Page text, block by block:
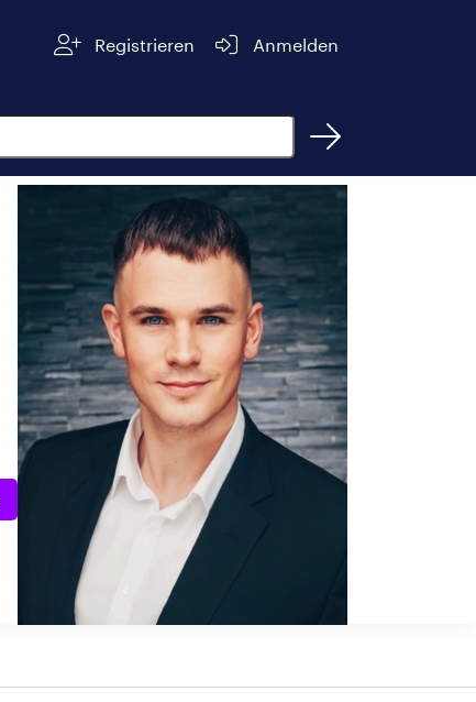
Registrieren Anmelden